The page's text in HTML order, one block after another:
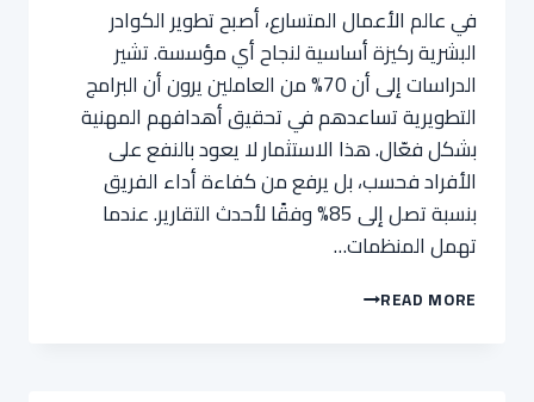
في عالم الأعمال المتسارع، أصبح تطوير الكوادر
البشرية ركيزة أساسية لنجاح أي مؤسسة. تشير
الدراسات إلى أن 70% من العاملين يرون أن البرامج
التطويرية تساعدهم في تحقيق أهدافهم المهنية
بشكل فعّال. هذا الاستثمار لا يعود بالنفع على
الأفراد فحسب، بل يرفع من كفاءة أداء الفريق
بنسبة تصل إلى 85% وفقًا لأحدث التقارير. عندما
تهمل المنظمات…
READ MOREتأثير